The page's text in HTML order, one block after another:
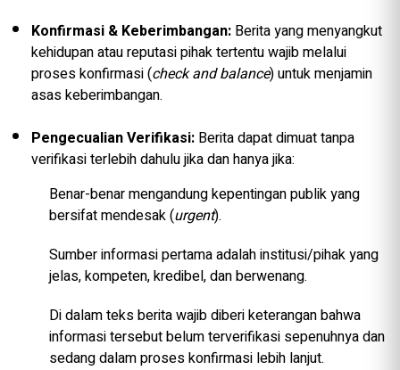
Konfirmasi & Keberimbangan: Berita yang menyangkut
kehidupan atau reputasi pihak tertentu wajib melalui
proses konfirmasi (check and balance) untuk menjamin
asas keberimbangan.
Pengecualian Verifikasi: Berita dapat dimuat tanpa
verifikasi terlebih dahulu jika dan hanya jika:
Benar-benar mengandung kepentingan publik yang
bersifat mendesak (urgent).
Sumber informasi pertama adalah institusi/pihak yang
jelas, kompeten, kredibel, dan berwenang.
Di dalam teks berita wajib diberi keterangan bahwa
informasi tersebut belum terverifikasi sepenuhnya dan
sedang dalam proses konfirmasi lebih lanjut.